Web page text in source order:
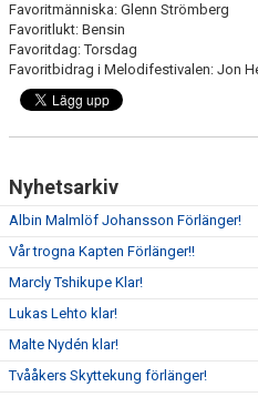
Favoritmänniska: Glenn Strömberg
Favoritlukt: Bensin
Favoritdag: Torsdag
Favoritbidrag i Melodifestivalen: Jon
Nyhetsarkiv
Albin Malmlöf Johansson Förlänger!
Vår trogna Kapten Förlänger!!
Marcly Tshikupe Klar!
Lukas Lehto klar!
Malte Nydén klar!
Tvååkers Skyttekung förlänger!